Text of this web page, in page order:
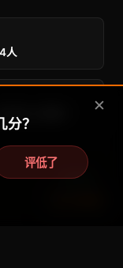
人
阻止雷霆？
3-0
✕
？
评低了